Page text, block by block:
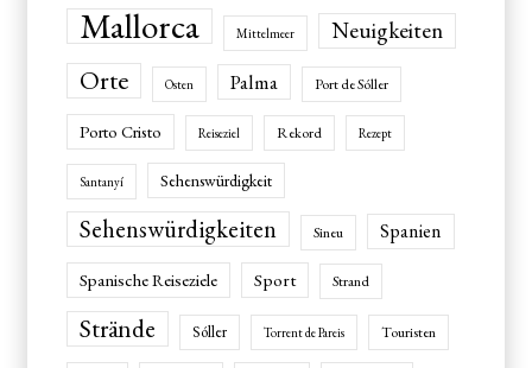
Mallorca Mittelmeer Neuigkeiten
Orte Osten Palma Port de Sóller
Porto Cristo Reiseziel Rekord Rezept
Santanyí Sehenswürdigkeit
Sehenswürdigkeiten Sineu Spanien
Spanische Reiseziele Sport Strand
Strände Sóller Torrent de Pareis Touristen